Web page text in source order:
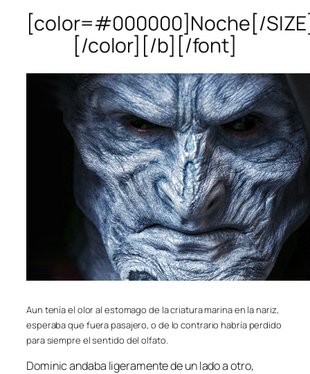
[color=#000000]Noche[/
[/color][/b][/font]
Aun tenía el olor al estomago de la criatura marina en la nariz,
esperaba que fuera pasajero, o de lo contrario habría perdido
para siempre elsentido del olfato.
Dominic andaba ligeramente de un lado a otro,